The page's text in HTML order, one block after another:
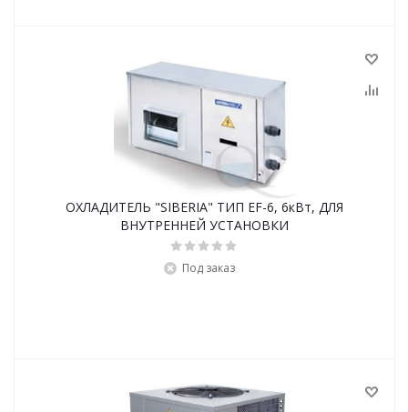
ОХЛАДИТЕЛЬ "SIBERIA" ТИП EF-6, 6кВт, ДЛЯ
ВНУТРЕННЕЙ УСТАНОВКИ
Под заказ